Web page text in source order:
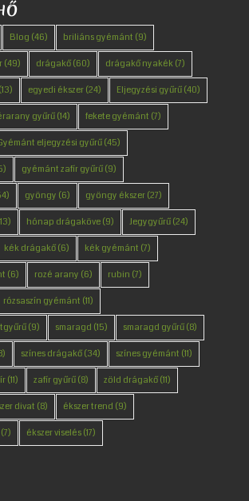
Blog (46) briliáns gyémánt (9)
(49) drágakő(60) drágakő nyakék(7)
(13) egyedi ékszer(24) Eljegyzési gyűrű(40)
gyűrű(14) fekete gyémánt (7)
eljegyzési gyűrű(45)
gyémánt zafír gyűrű(9)
gyöngy (6) gyöngy ékszer(27)
hónap drágaköve(9) Jegygyűrű(24)
kék drágakő(6) kék gyémánt (7)
(6) rozé arany (6) rubin (7)
rózsaszín gyémánt (11)
(9) smaragd (15) smaragd gyűrű(8)
színes drágakő(34) színes gyémánt (11)
(11) zafír gyűrű(8) zöld drágakő(11)
divat (8) ékszer trend (9)
(7) ékszer viselés(17)